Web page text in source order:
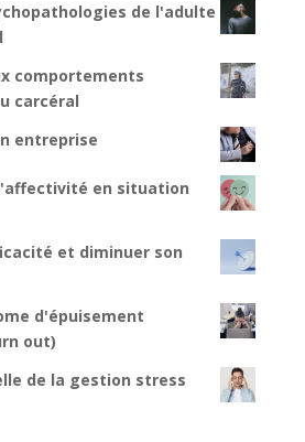
de l'adulte
comportements
carcéral
entreprise
en situation
et diminuer son
d'épuisement
out)
de la gestion stress